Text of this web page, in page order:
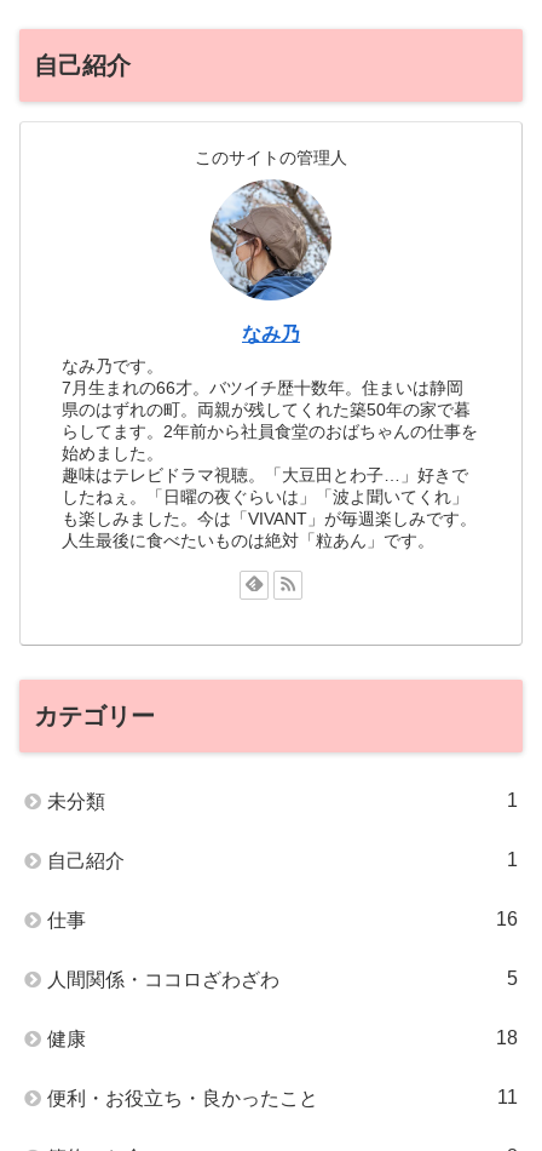
自己紹介
このサイトの管理人
なみ乃
なみ乃です。
7月生まれの66才。バツイチ歴十数年。住まいは静岡
県のはずれの町。両親が残してくれた築50年の家で暮
らしてます。2年前から社員食堂のおばちゃんの仕事を
始めました。
趣味はテレビドラマ視聴。「大豆田とわ子…」好きで
したねぇ。「日曜の夜ぐらいは」「波よ聞いてくれ」
も楽しみました。今は「VIVANT」が毎週楽しみです。
人生最後に食べたいものは絶対「粒あん」です。
カテゴリー
未分類 1
自己紹介 1
仕事 16
人間関係・ココロざわざわ 5
健康 18
便利・お役立ち・良かったこと 11